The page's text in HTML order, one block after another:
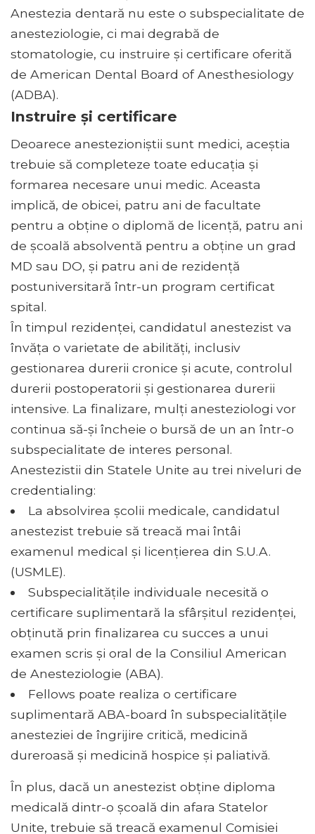
Anestezia dentară nu este o subspecialitate de
anesteziologie, ci mai degrabă de
stomatologie, cu instruire și certificare oferită
de American Dental Board of Anesthesiology
(ADBA).
Instruire și certificare
Deoarece anestezioniștii sunt medici, aceștia
trebuie să completeze toate educația și
formarea necesare unui medic. Aceasta
implică, de obicei, patru ani de facultate
pentru a obține o diplomă de licență, patru ani
de școală absolventă pentru a obține un grad
MD sau DO, și patru ani de rezidență
postuniversitară într-un program certificat
spital.
În timpul rezidenței, candidatul anestezist va
învăța o varietate de abilități, inclusiv
gestionarea durerii cronice și acute, controlul
durerii postoperatorii și gestionarea durerii
intensive. La finalizare, mulți anesteziologi vor
continua să-și încheie o bursă de un an într-o
subspecialitate de interes personal.
Anestezistii din Statele Unite au trei niveluri de
credentialing:
La absolvirea școlii medicale, candidatul
anestezist trebuie să treacă mai întâi
examenul medical și licențierea din S.U.A.
(USMLE).
Subspecialitățile individuale necesită o
certificare suplimentară la sfârșitul rezidenței,
obținută prin finalizarea cu succes a unui
examen scris și oral de la Consiliul American
de Anesteziologie (ABA).
Fellows poate realiza o certificare
suplimentară ABA-board în subspecialitățile
anesteziei de îngrijire critică, medicină
dureroasă și medicină hospice și paliativă.
În plus, dacă un anestezist obține diploma
medicală dintr-o școală din afara Statelor
Unite, trebuie să treacă examenul Comisiei